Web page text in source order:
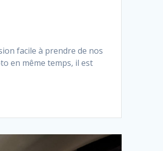
facile à prendre de nos
en même temps, il est